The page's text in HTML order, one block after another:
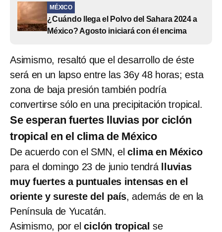
MÉXICO
¿Cuándo llega el Polvo del Sahara 2024 a
México? Agosto iniciará con él encima
Asimismo, resaltó que el desarrollo de éste
será en un lapso entre las 36y 48 horas; esta
zona de baja presión también podría
convertirse sólo en una precipitación tropical.
Se esperan fuertes lluvias por ciclón
tropical en el clima de México
De acuerdo con el SMN, elclima en México
para el domingo 23 de junio tendrálluvias
muy fuertes a puntuales intensas en el
oriente y sureste del país, además de en la
Península de Yucatán.
Asimismo, por elciclón tropical se